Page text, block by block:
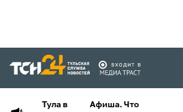
Тула в
Афиша. Что